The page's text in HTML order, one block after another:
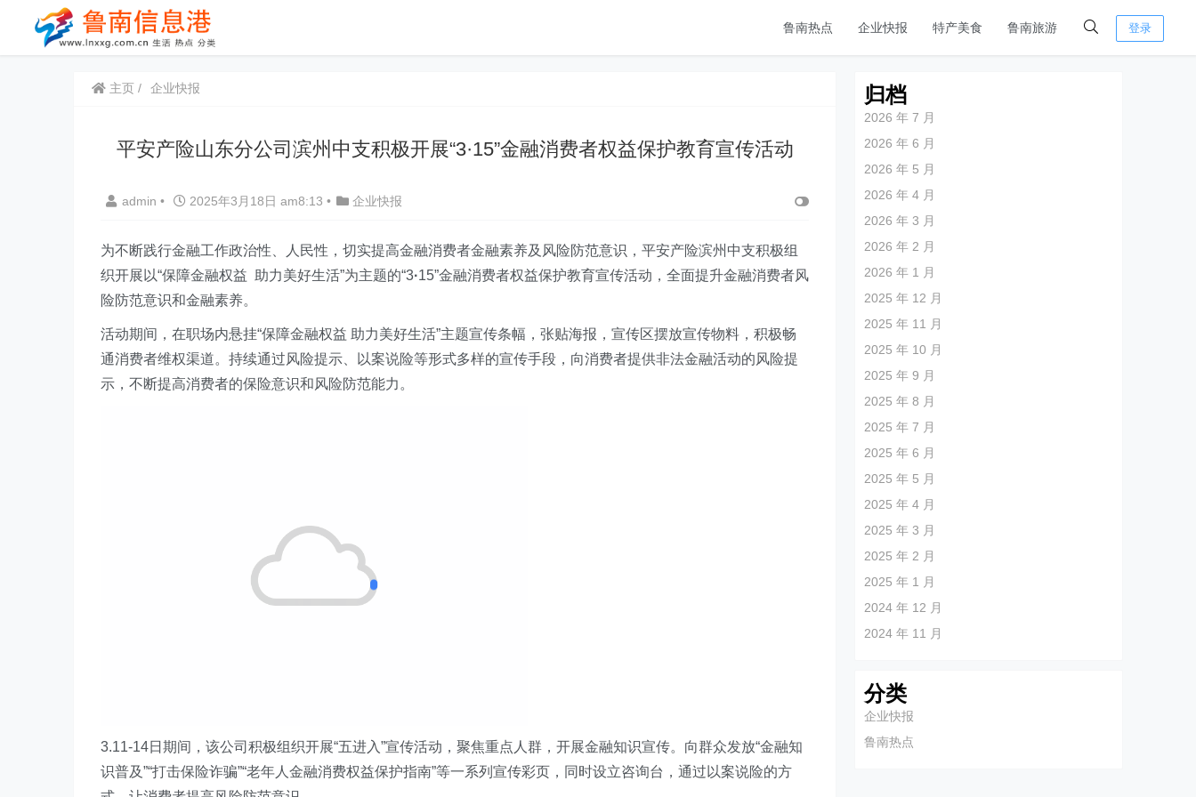
鲁南热点 企业快报 特产美食 鲁南旅游 登录
主页 企业快报
平安产险山东分公司滨州中支积极开展“3·15”金融消费者权益保护教育宣传活动
admin • 2025年3月18日 am8:13 • 企业快报
为不断践行金融工作政治性、人民性，切实提高金融消费者金融素养及风险防范意识 ，平安产险滨州中支积极组
织开展以“保障金融权益 助力美好生活”为主题的“3·15”金融消费者权益保护教育宣传活动 ，全面提升金融消费者风
险防范意识和金融素养。
活动期间，在职场内悬挂“保障金融权益 助力美好生活”主题宣传条幅，张贴海报，宣传区摆放宣传物料，积极畅
通消费者维权渠道。持续通过风险提示、以案说险等形式多样的宣传手段，向消费者提供非法金融活动的风险提
示，不断提高消费者的保险意识和风险防范能力。
3.11-14日期间 ， 该公司积极组织开展“五进入”宣传活动，聚焦重点人群，开展金融知识宣传。 向群众发放“金融知
识普及”“打击保险诈骗”“老年人金融消费权益保护指南”等一系列宣传彩页 ，同时设立咨询台，通过以案说险的方
归档
2026 年 7 月
2026 年 6 月
2026 年 5 月
2026 年 4 月
2026 年 3 月
2026 年 2 月
2026 年 1 月
2025 年 12 月
2025 年 11 月
2025 年 10 月
2025 年 9 月
2025 年 8 月
2025 年 7 月
2025 年 6 月
2025 年 5 月
2025 年 4 月
2025 年 3 月
2025 年 2 月
2025 年 1 月
2024 年 12 月
2024 年 11 月
分类
企业快报
鲁南热点